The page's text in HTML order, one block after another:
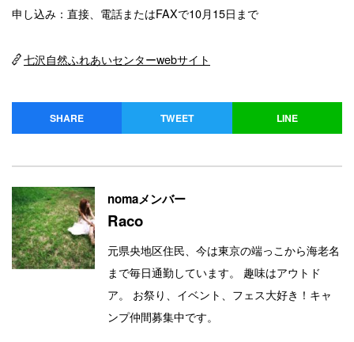
申し込み：直接、電話またはFAXで10月15日まで
七沢自然ふれあいセンターwebサイト
SHARE TWEET LINE
nomaメンバー
Raco
元県央地区住民、今は東京の端っこから海老名
まで毎日通勤しています。 趣味はアウトド
ア。 お祭り、イベント、フェス大好き！キャ
ンプ仲間募集中です。